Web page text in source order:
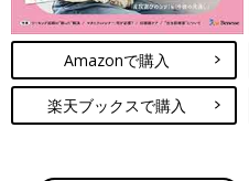
Amazonで購入
楽天ブックスで購入